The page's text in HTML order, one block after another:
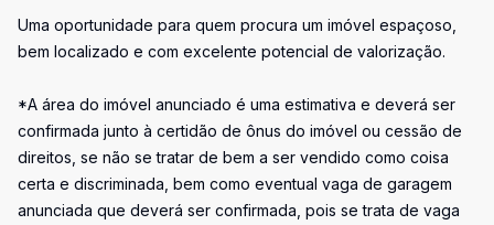
Uma oportunidade para quem procura um imóvel espaçoso,
bem localizado e com excelente potencial de valorização.
*A área do imóvel anunciado é uma estimativa e deverá ser
confirmada junto à certidão de ônus do imóvel ou cessão de
direitos, se não se tratar de bem a ser vendido como coisa
certa e discriminada, bem como eventual vaga de garagem
anunciada que deverá ser confirmada, pois se trata de vaga